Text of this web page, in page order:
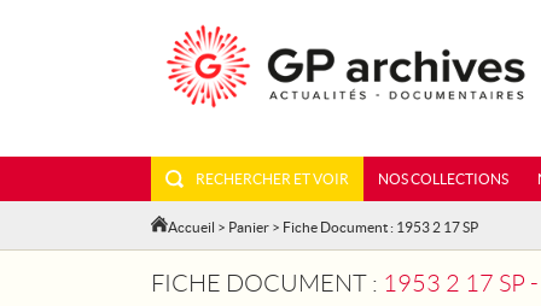
RECHERCHER ET VOIR NOS COLLECTIONS
Accueil > Panier > Fiche Document : 1953 2 17 SP
FICHE DOCUMENT : 1953 2 17 SP -